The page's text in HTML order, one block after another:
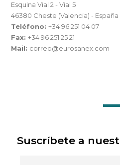
Esquina Vial 2 - Vial 5
46380 Cheste (Valencia) - España
Teléfono:+34 96 251 04 07
Fax:+34 96 251 25 21
Mail: correo@eurosanex.com
Suscríbete a